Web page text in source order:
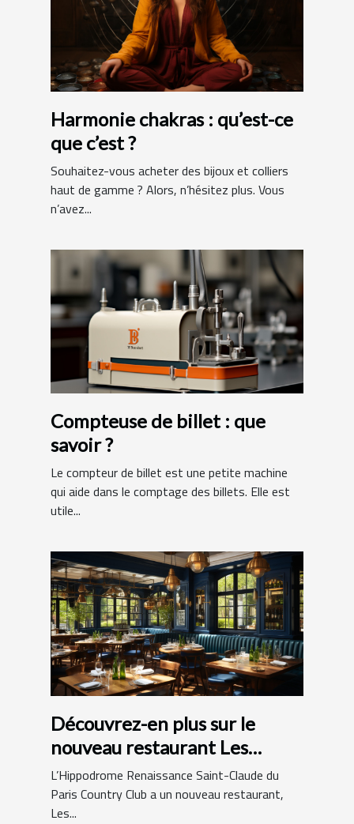
Harmonie chakras : qu’est-ce
que c’est ?
Souhaitez-vous acheter des bijoux et colliers
haut de gamme ? Alors, n’hésitez plus. Vous
n’avez...
Compteuse de billet : que
savoir ?
Le compteur de billet est une petite machine
qui aide dans le comptage des billets. Elle est
utile...
Découvrez-en plus sur le
nouveau restaurant Les
Hamptons Grill
L’Hippodrome Renaissance Saint-Claude du
Paris Country Club a un nouveau restaurant,
Les...